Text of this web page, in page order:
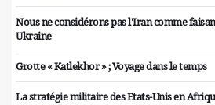
Nous ne considérons pas l'Iran comme
Ukraine
Grotte « Katlekhor » ; Voyage dans le temps
La stratégie militaire des Etats-Unis en